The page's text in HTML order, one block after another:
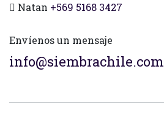
Natan +569 5168 3427
Envíenos un mensaje
info@siembrachile.com